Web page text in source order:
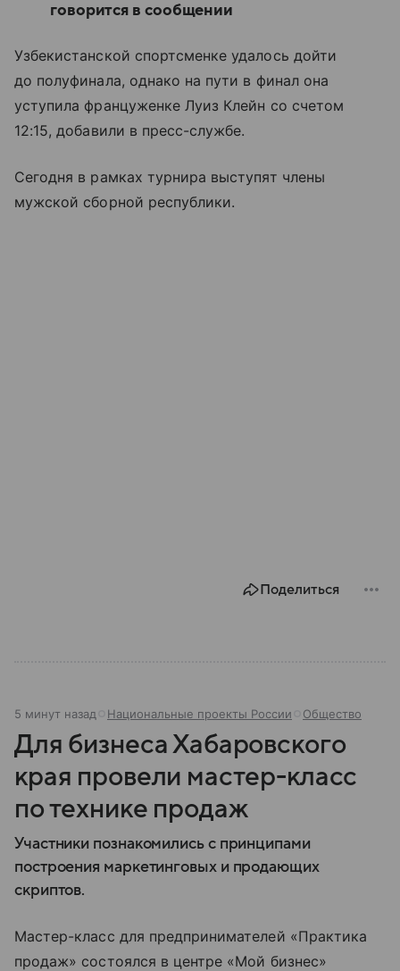
говорится в сообщении
Узбекистанской спортсменке удалось дойти
до полуфинала, однако на пути в финал она
уступила француженке Луиз Клейн со счетом
12:15, добавили в пресс-службе.
Сегодня в рамках турнира выступят члены
мужской сборной республики.
Поделиться
5 минут назад Национальные проекты России Общество
Для бизнеса Хабаровского
края провели мастер-класс
по технике продаж
Участники познакомились с принципами
построения маркетинговых и продающих
скриптов.
Мастер-класс для предпринимателей «Практика
продаж» состоялся в центре «Мой бизнес»